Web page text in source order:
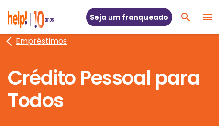
Seja um franqueado
Empréstimos
Crédito Pessoal para
Todos